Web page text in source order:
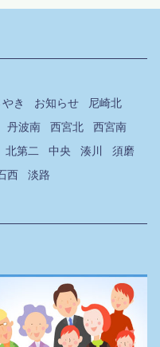
き お知らせ
尼崎北
丹波南 西宮北
西宮南
北第二 中央 湊川
須磨
西 淡路